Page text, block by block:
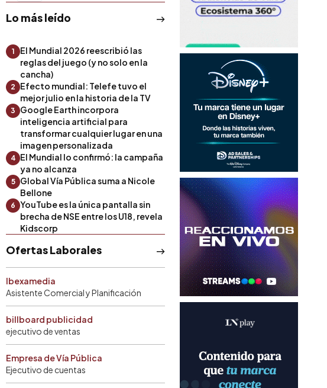
Lo más leído
1
El Mundial 2026 reescribió las
reglas del juego (y no solo en la
cancha)
2
Efecto mundial: Telefe tuvo el
mejor julio en la historia de la TV
3
Google Earth incorpora
inteligencia artificial para
transformar cualquier lugar en una
imagen personalizada
4 El Mundial lo confirmó: la campaña
ya no alcanza
5
Global Vía Pública suma a Nicole
Bellone
6
YouTube es la única pantalla sin
brecha de NSE entre los U18, revela
Kidscorp
Ofertas Laborales
Ibexamedia
Asistente Comercial y Planificación
billboard publicidad
ejecutivo de ventas
Empresa de Vía Pública
Ejecutivo de cuentas